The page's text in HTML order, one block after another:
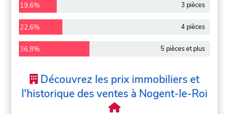
19,6% 3 pièces
22,6% 4 pièces
36,8% 5 pièces et plus
Découvrez les prix immobiliers et
l'historique des ventes à Nogent-le-Roi